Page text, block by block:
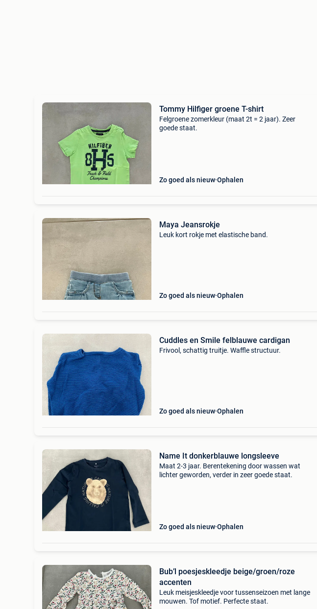
Tommy Hilfiger groene T-shirt
Felgroene zomerkleur (maat 2t = 2 jaar). Zeer
goede staat.
Zo goed als nieuw Ophalen
Maya Jeansrokje
Leuk kort rokje met elastische band.
Zo goed als nieuw Ophalen
Cuddles en Smile felblauwe cardigan
Frivool, schattig truitje. Waffle structuur.
Zo goed als nieuw Ophalen
Name It donkerblauwe longsleeve
Maat 2-3 jaar. Berentekening door wassen wat
lichter geworden, verder in zeer goede staat.
Zo goed als nieuw Ophalen
Bub’l poesjeskleedje beige/groen/roze
accenten
Leuk meisjeskleedje voor tussenseizoen met lange
mouwen. Tof motief. Perfecte staat.